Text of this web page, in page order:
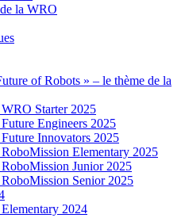
la WRO
of Robots » – le thème de la
WRO Starter 2025
Engineers 2025
Innovators 2025
RoboMission Elementary 2025
RoboMission Junior 2025
RoboMission Senior 2025
2024